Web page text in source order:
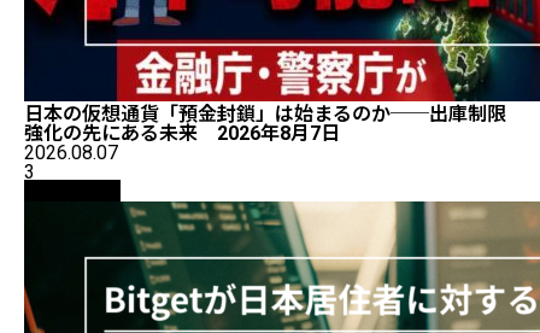
日本の仮想通貨「預金封鎖」は始まるのか──出庫制限
強化の先にある未来 2026年8月7日
2026.08.07
3